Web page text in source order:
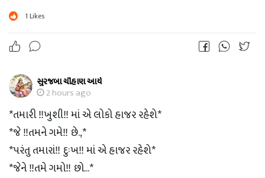
1 Likes
સુરજબા ચૌહાણ આર્ય
2 hours ago
*તમારી ‼ખુશી‼ માં એ લોકો હાજર રહેશે*
*જે ‼તમને ગમે‼ છે.,*
*પરંતુ તમારાં‼ દુઃખ‼ માં એ હાજર રહેશે*
*જેને ‼તમે ગમો‼ છો...*